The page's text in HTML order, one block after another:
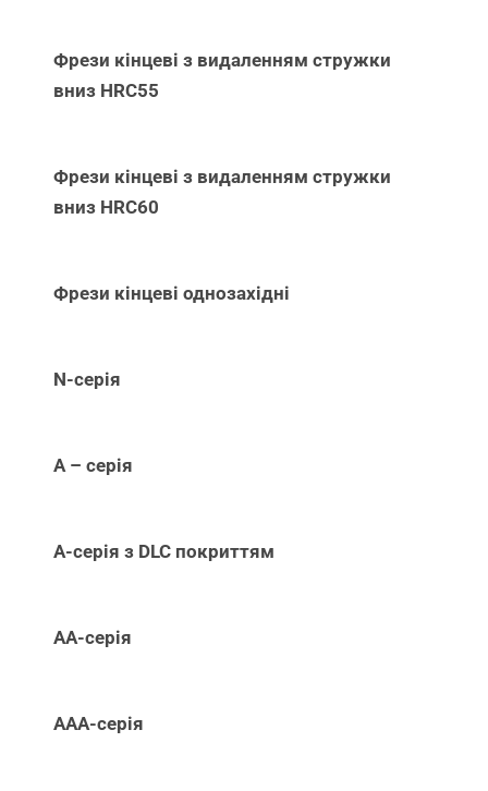
Фрези кінцеві з видаленням стружки
вниз НRC55
Фрези кінцеві з видаленням стружки
вниз НRC60
Фрези кінцеві однозахідні
N-серія
А – серія
А-серія з DLC покриттям
АА-серія
ААА-серія